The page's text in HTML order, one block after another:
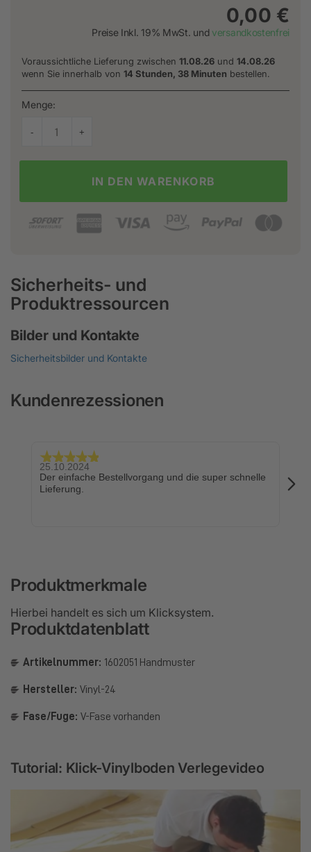
0,00 €
Preise Inkl. 19% MwSt. und versandkostenfrei
Voraussichtliche Lieferung zwischen 11.08.26 und 14.08.26
wenn Sie innerhalb von 14 Stunden, 38 Minuten bestellen.
Menge:
IN DEN WARENKORB
Sicherheits- und
Produktressourcen
Bilder und Kontakte
Sicherheitsbilder und Kontakte
Kundenrezessionen
25.10.2024
Der einfache Bestellvorgang und die super schnelle
Lieferung.
Produktmerkmale
Hierbei handelt es sich um Klicksystem.
Produktdatenblatt
Artikelnummer: 1602051 Handmuster
Hersteller: Vinyl-24
Fase/Fuge: V-Fase vorhanden
Tutorial: Klick-Vinylboden Verlegevideo